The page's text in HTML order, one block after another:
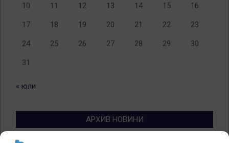
10 11 12 13 14 15 16
17 18 19 20 21 22 23
24 25 26 27 28 29 30
31
« юли
АРХИВ НОВИНИ